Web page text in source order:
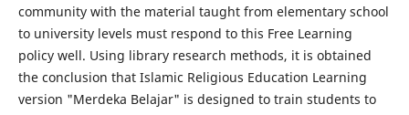
community with the material taught from elementary school
to university levels must respond to this Free Learning
policy well. Using library research methods, it is obtained
the conclusion that Islamic Religious Education Learning
version "Merdeka Belajar" is designed to train students to